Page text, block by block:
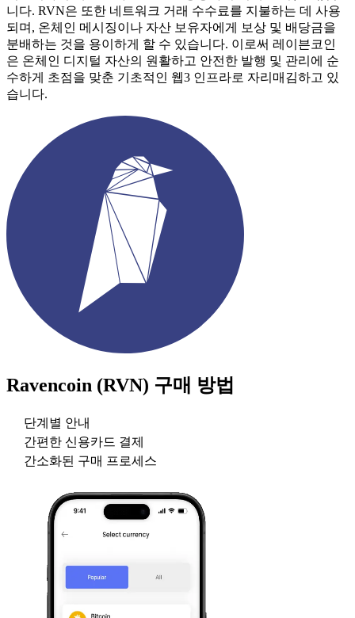
니다. RVN은 또한 네트워크 거래 수수료를 지불하는 데 사용
되며, 온체인 메시징이나 자산 보유자에게 보상 및 배당금을
분배하는 것을 용이하게 할 수 있습니다. 이로써 레이븐코인
은 온체인 디지털 자산의 원활하고 안전한 발행 및 관리에 순
수하게 초점을 맞춘 기초적인 웹3 인프라로 자리매김하고 있
습니다.
Ravencoin (RVN) 구매 방법
단계별 안내
간편한 신용카드 결제
간소화된 구매 프로세스